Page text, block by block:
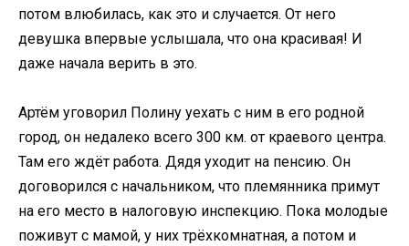
потом влюбилась, как это и случается. От него
девушка впервые услышала, что она красивая! И
даже начала верить в это.
Артём уговорил Полину уехать с ним в его родной
город, он недалеко всего 300 км. от краевого центра.
Там его ждёт работа. Дядя уходит на пенсию. Он
договорился с начальником, что племянника примут
на его место в налоговую инспекцию. Пока молодые
поживут с мамой, у них трёхкомнатная, а потом и